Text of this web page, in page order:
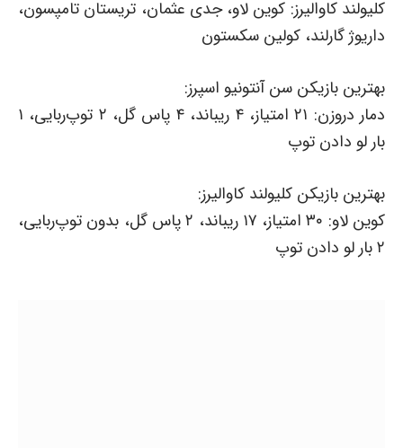
کلیولند کاوالیرز: کوین لاو، جدی عثمان، تریستان تامپسون،
داریوژ گارلند، کولین سکستون
بهترین بازیکن سن آنتونیو اسپرز:
دمار دروزن: ۲۱ امتیاز، ۴ ریباند، ۴ پاس گل، ۲ توپ‌ربایی، ۱
بار لو دادن توپ
بهترین بازیکن کلیولند کاوالیرز:
کوین لاو: ۳۰ امتیاز، ۱۷ ریباند، ۲ پاس گل، بدون توپ‌ربایی،
۲ بار لو دادن توپ